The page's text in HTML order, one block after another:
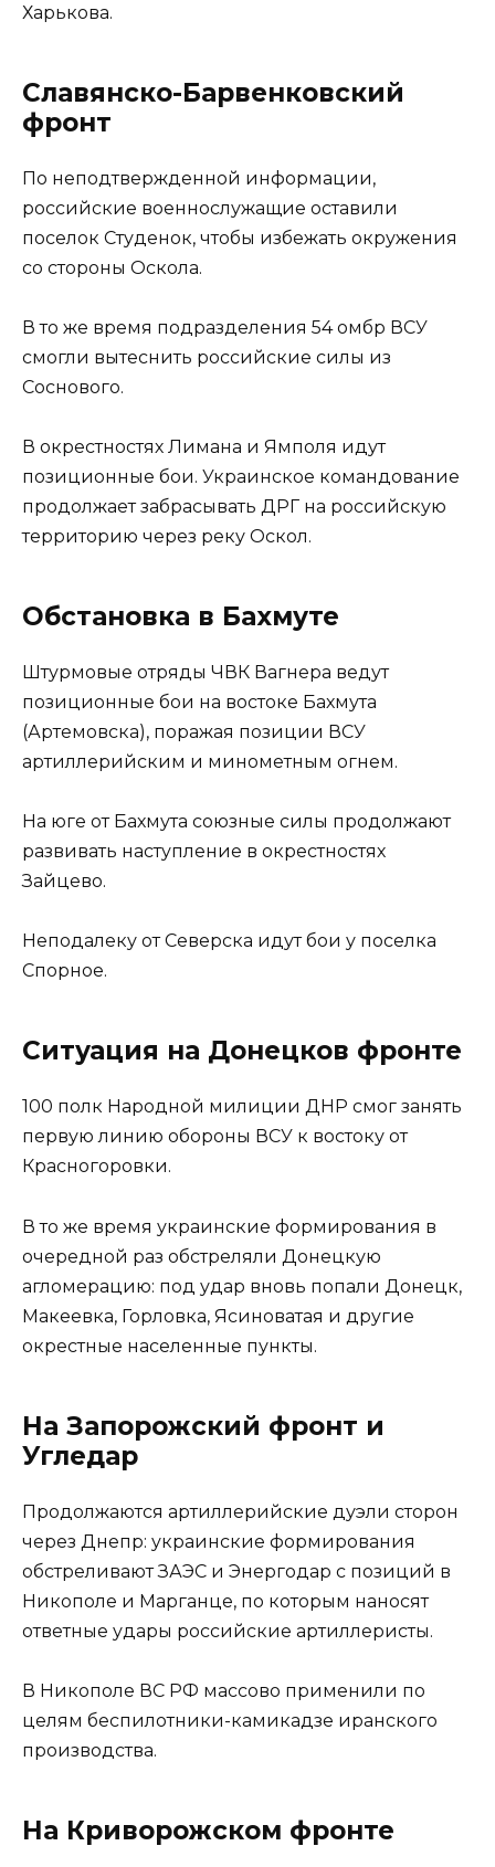
Харькова.
Славянско-Барвенковский
фронт
По неподтвержденной информации,
российские военнослужащие оставили
поселок Студенок, чтобы избежать окружения
со стороны Оскола.
В то же время подразделения 54 омбр ВСУ
смогли вытеснить российские силы из
Соснового.
В окрестностях Лимана и Ямполя идут
позиционные бои. Украинское командование
продолжает забрасывать ДРГ на российскую
территорию через реку Оскол.
Обстановка в Бахмуте
Штурмовые отряды ЧВК Вагнера ведут
позиционные бои на востоке Бахмута
(Артемовска), поражая позиции ВСУ
артиллерийским и минометным огнем.
На юге от Бахмута союзные силы продолжают
развивать наступление в окрестностях
Зайцево.
Неподалеку от Северска идут бои у поселка
Спорное.
Ситуация на Донецков фронте
100 полк Народной милиции ДНР смог занять
первую линию обороны ВСУ к востоку от
Красногоровки.
В то же время украинские формирования в
очередной раз обстреляли Донецкую
агломерацию: под удар вновь попали Донецк,
Макеевка, Горловка, Ясиноватая и другие
окрестные населенные пункты.
На Запорожский фронт и
Угледар
Продолжаются артиллерийские дуэли сторон
через Днепр: украинские формирования
обстреливают ЗАЭС и Энергодар с позиций в
Никополе и Марганце, по которым наносят
ответные удары российские артиллеристы.
В Никополе ВС РФ массово применили по
целям беспилотники-камикадзе иранского
производства.
На Криворожском фронте